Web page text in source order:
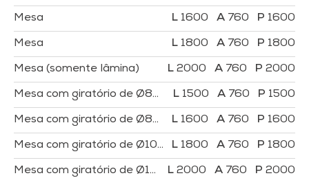
Mesa 1600 760 1600
Mesa 1800 760 1800
Mesa (somente lâmina) 2000 760 2000
Mesa com giratório de Ø800 1500 760 1500
Mesa com giratório de Ø800 1600 760 1600
Mesa com giratório de Ø1000 1800 760 1800
Mesa com giratório de Ø1100 (somente lâmina) 2000 760 2000